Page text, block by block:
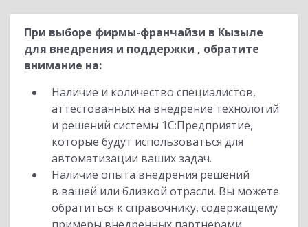
При выборе фирмы-франчайзи в Кызыле
для внедрения и поддержки , обратите
внимание на:
Наличие и количество специалистов,
аттестованных на внедрение технологий
и решений системы 1С:Предприятие,
которые будут использоваться для
автоматизации ваших задач.
Наличие опыта внедрения решений
в вашей или близкой отрасли. Вы можете
обратиться к справочнику, содержащему